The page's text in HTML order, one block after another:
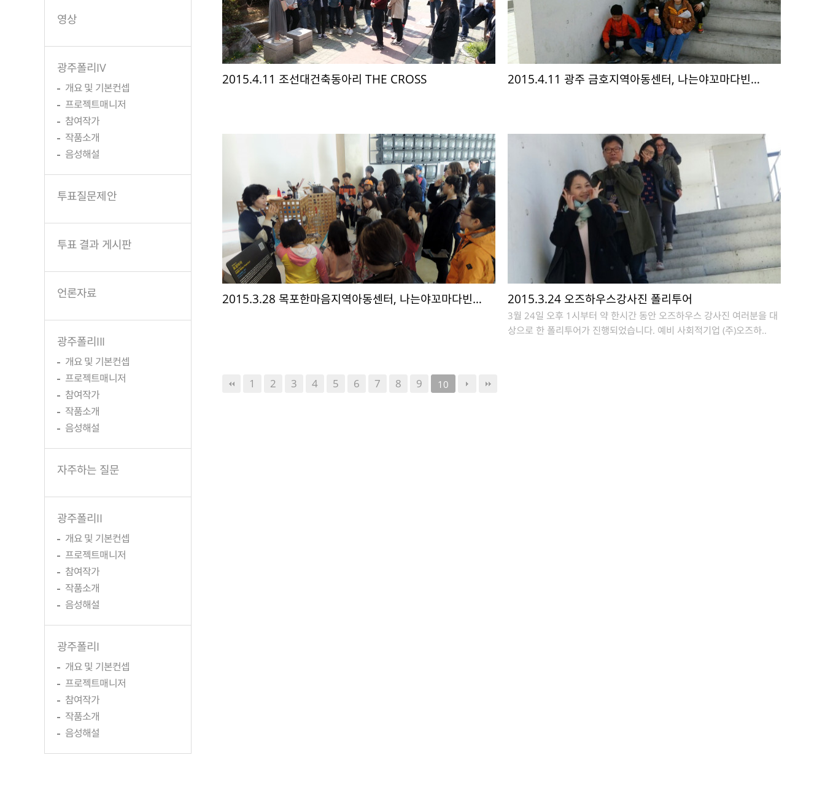
영상
광주폴리IV
개요 및 기본컨셉
프로젝트매니저
참여작가
작품소개
음성해설
투표질문제안
투표 결과 게시판
언론자료
광주폴리III
개요 및 기본컨셉
프로젝트매니저
참여작가
작품소개
음성해설
자주하는 질문
광주폴리II
개요 및 기본컨셉
프로젝트매니저
참여작가
작품소개
음성해설
광주폴리I
개요 및 기본컨셉
프로젝트매니저
참여작가
작품소개
음성해설
2015.4.11 조선대건축동아리 THE CROSS 2015.4.11 광주 금호지역아동센터, 나는야꼬마다빈…
2015.3.28 목포한마음지역아동센터, 나는야꼬마다빈… 2015.3.24 오즈하우스강사진 폴리투어
3월 24일 오후 1시부터 약 한시간 동안 오즈하우스 강사진 여러분을 대
상으로 한 폴리투어가 진행되었습니다. 예비 사회적기업 (주)오즈하..
1 2 3 4 5 6 7 8 9 10